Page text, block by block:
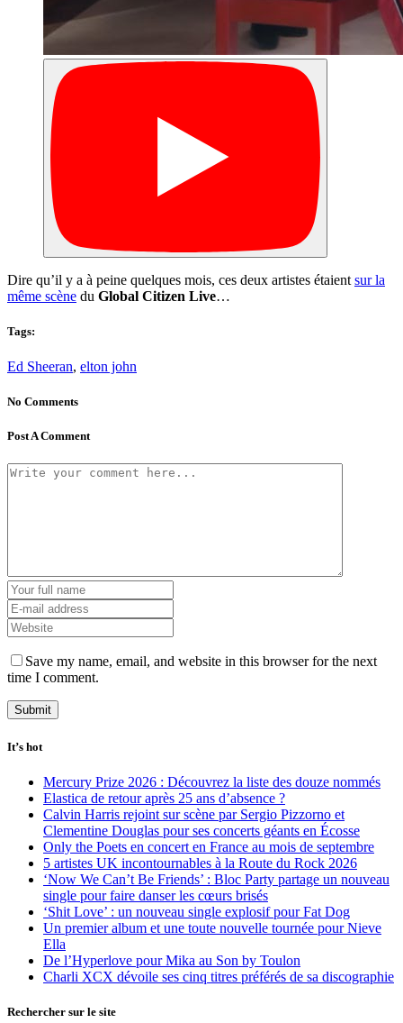
Dire qu’il y a à peine quelques mois, ces deux artistes étaient sur la
même scène du Global Citizen Live…
Tags:
Ed Sheeran, elton john
No Comments
Post A Comment
Save my name, email, and website in this browser for the next
time I comment.
It’s hot
Mercury Prize 2026 : Découvrez la liste des douze nommés
Elastica de retour après 25 ans d’absence ?
Calvin Harris rejoint sur scène par Sergio Pizzorno et
Clementine Douglas pour ses concerts géants en Écosse
Only the Poets en concert en France au mois de septembre
5 artistes UK incontournables à la Route du Rock 2026
‘Now We Can’t Be Friends’ : Bloc Party partage un nouveau
single pour faire danser les cœurs brisés
‘Shit Love’ : un nouveau single explosif pour Fat Dog
Un premier album et une toute nouvelle tournée pour Nieve
Ella
De l’Hyperlove pour Mika au Son by Toulon
Charli XCX dévoile ses cinq titres préférés de sa discographie
Rechercher sur le site